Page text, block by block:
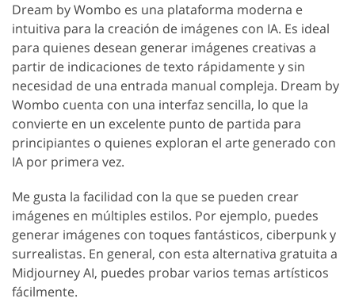
Dream by Wombo es una plataforma moderna e
intuitiva para la creación de imágenes con IA. Es ideal
para quienes desean generar imágenes creativas a
partir de indicaciones de texto rápidamente y sin
necesidad de una entrada manual compleja. Dream by
Wombo cuenta con una interfaz sencilla, lo que la
convierte en un excelente punto de partida para
principiantes o quienes exploran el arte generado con
IA por primera vez.
Me gusta la facilidad con la que se pueden crear
imágenes en múltiples estilos. Por ejemplo, puedes
generar imágenes con toques fantásticos, ciberpunk y
surrealistas. En general, con esta alternativa gratuita a
Midjourney AI, puedes probar varios temas artísticos
fácilmente.